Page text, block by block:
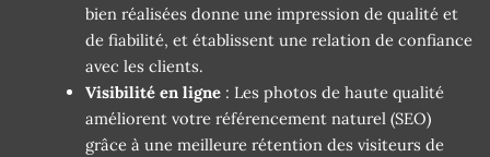
bien réalisées donne une impression de qualité et
de fiabilité, et établissent une relation de confiance
avec les clients.
Visibilité en ligne : Les photos de haute qualité
améliorent votre référencement naturel (SEO)
grâce à une meilleure rétention des visiteurs de